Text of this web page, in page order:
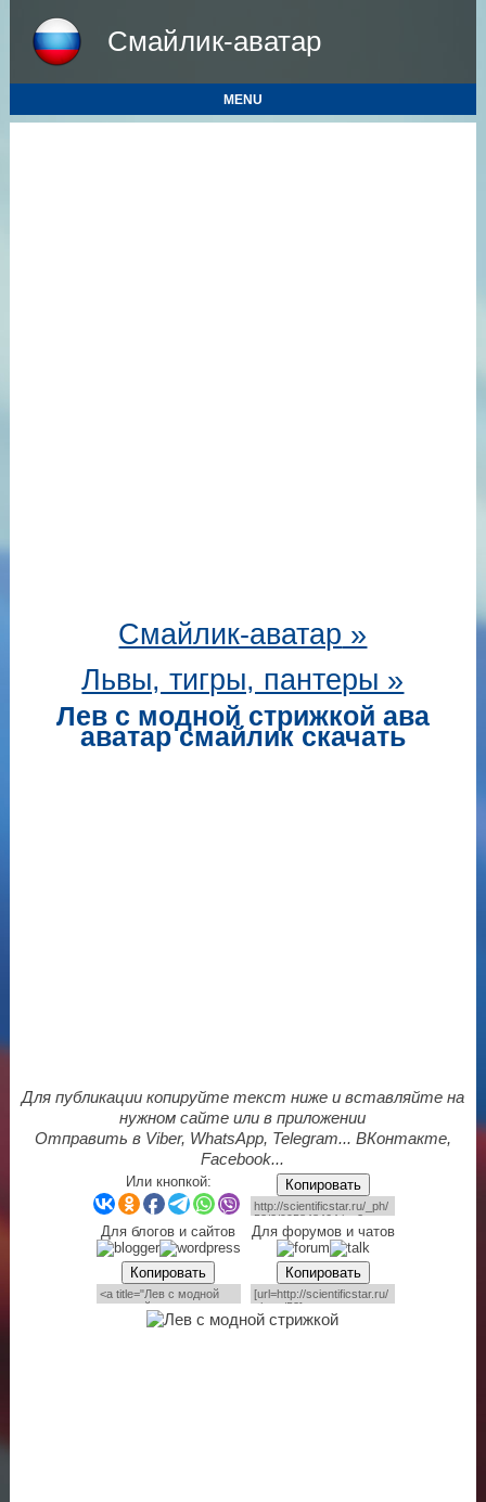
Смайлик-аватар
MENU
Смайлик-аватар »
Львы, тигры, пантеры »
Лев с модной стрижкой ава
аватар смайлик скачать
Для публикации копируйте текст ниже и вставляйте на
нужном сайте или в приложении
Отправить в Viber, WhatsApp, Telegram... ВКонтакте,
Facebook...
Или кнопкой: Копировать
Для блогов и сайтов Для форумов и чатов
Копировать Копировать